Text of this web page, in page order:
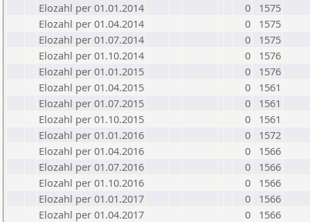
Elozahl per 01.01.2014
0
1575
Elozahl per 01.04.2014
0
1575
Elozahl per 01.07.2014
0
1575
Elozahl per 01.10.2014
0
1576
Elozahl per 01.01.2015
0
1576
Elozahl per 01.04.2015
0
1561
Elozahl per 01.07.2015
0
1561
Elozahl per 01.10.2015
0
1561
Elozahl per 01.01.2016
0
1572
Elozahl per 01.04.2016
0
1566
Elozahl per 01.07.2016
0
1566
Elozahl per 01.10.2016
0
1566
Elozahl per 01.01.2017
0
1566
Elozahl per 01.04.2017
0
1566